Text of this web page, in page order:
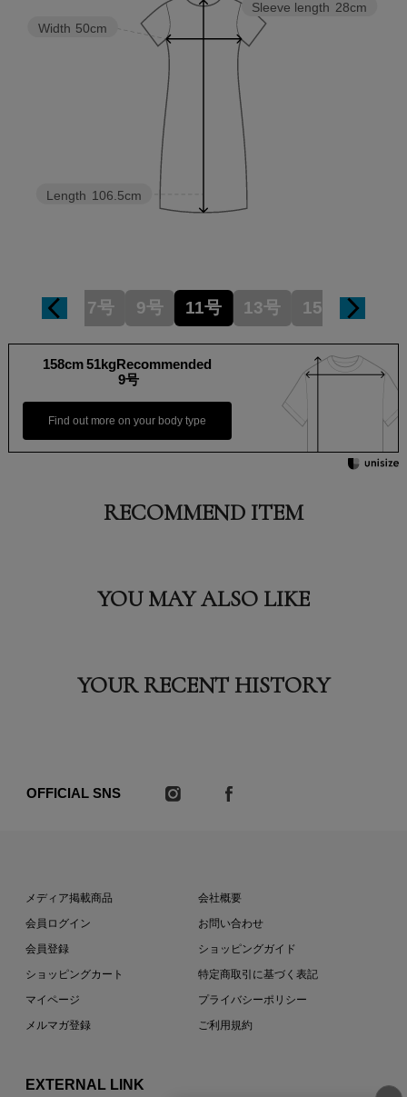
Sleeve length 28cm
Length 106.5cm
Width 50cm
7号 9号 11号 13号 15号
158cm 51kgRecommended
9号
Find out more on your body type
RECOMMEND ITEM
YOU MAY ALSO LIKE
YOUR RECENT HISTORY
OFFICIAL SNS
メディア掲載商品
会員ログイン
会員登録
ショッピングカート
マイページ
メルマガ登録
会社概要
お問い合わせ
ショッピングガイド
特定商取引に基づく表記
プライバシーポリシー
ご利用規約
EXTERNAL LINK